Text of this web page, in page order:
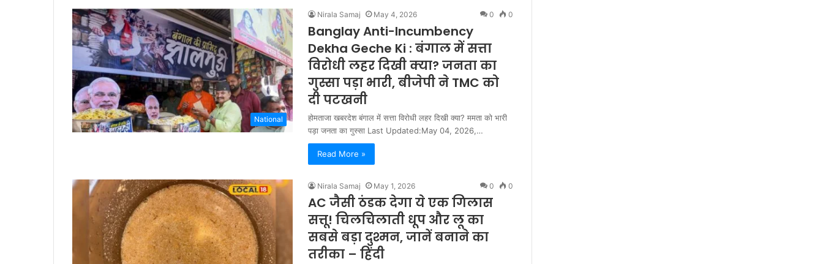
National
Nirala Samaj May 4, 2026 0 0
Banglay Anti-Incumbency
Dekha Geche Ki : बंगाल में सत्ता
विरोधी लहर दिखी क्या? जनता का
गुस्सा पड़ा भारी, बीजेपी ने TMC को
दी पटखनी
होमताजा खबरदेश बंगाल में सत्ता विरोधी लहर दिखी क्या? ममता को भारी
पड़ा जनता का गुस्सा Last Updated:May 04, 2026,…
Read More »
Nirala Samaj May 1, 2026 0 0
AC जैसी ठंडक देगा ये एक गिलास
सत्तू! चिलचिलाती धूप और लू का
सबसे बड़ा दुश्मन, जानें बनाने का
तरीका – हिंदी